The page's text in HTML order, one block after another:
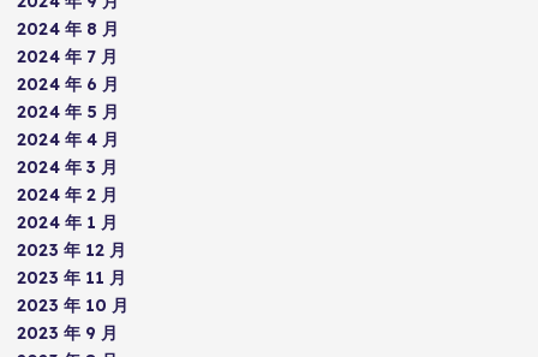
2024 年 8 月
2024 年 7 月
2024 年 6 月
2024 年 5 月
2024 年 4 月
2024 年 3 月
2024 年 2 月
2024 年 1 月
2023 年 12 月
2023 年 11 月
2023 年 10 月
2023 年 9 月